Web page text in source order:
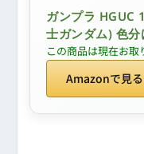
ガンプラ HGUC
士ガンダム) 色
この商品は現在お取
Amazonで見る